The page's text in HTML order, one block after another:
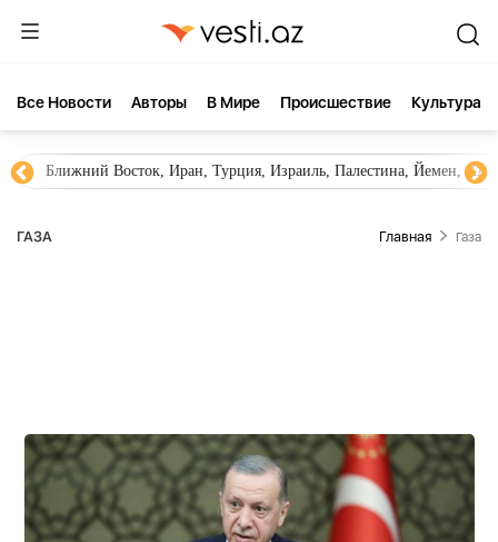
Все Новости Aвторы В Мире Происшествие Культура
Ближний Восток, Иран, Турция, Израиль, Палестина, Йемен,
ГАЗA Главная Газa